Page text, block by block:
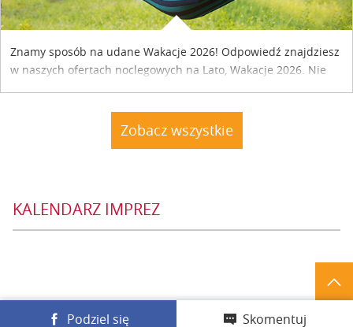
Znamy sposób na udane Wakacje 2026! Odpowiedź znajdziesz
w naszych ofertach noclegowych na Lato, Wakacje 2026. Nie
Zobacz wszystkie
KALENDARZ IMPREZ
Podziel się Skomentuj